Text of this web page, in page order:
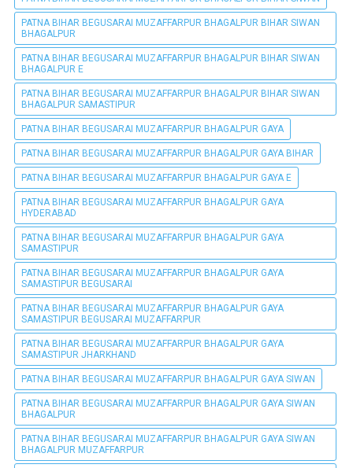
PATNA BIHAR BEGUSARAI MUZAFFARPUR BHAGALPUR BIHAR SIWAN
BHAGALPUR
PATNA BIHAR BEGUSARAI MUZAFFARPUR BHAGALPUR BIHAR SIWAN
BHAGALPUR E
PATNA BIHAR BEGUSARAI MUZAFFARPUR BHAGALPUR BIHAR SIWAN
BHAGALPUR SAMASTIPUR
PATNA BIHAR BEGUSARAI MUZAFFARPUR BHAGALPUR GAYA
PATNA BIHAR BEGUSARAI MUZAFFARPUR BHAGALPUR GAYA BIHAR
PATNA BIHAR BEGUSARAI MUZAFFARPUR BHAGALPUR GAYA E
PATNA BIHAR BEGUSARAI MUZAFFARPUR BHAGALPUR GAYA
HYDERABAD
PATNA BIHAR BEGUSARAI MUZAFFARPUR BHAGALPUR GAYA
SAMASTIPUR
PATNA BIHAR BEGUSARAI MUZAFFARPUR BHAGALPUR GAYA
SAMASTIPUR BEGUSARAI
PATNA BIHAR BEGUSARAI MUZAFFARPUR BHAGALPUR GAYA
SAMASTIPUR BEGUSARAI MUZAFFARPUR
PATNA BIHAR BEGUSARAI MUZAFFARPUR BHAGALPUR GAYA
SAMASTIPUR JHARKHAND
PATNA BIHAR BEGUSARAI MUZAFFARPUR BHAGALPUR GAYA SIWAN
PATNA BIHAR BEGUSARAI MUZAFFARPUR BHAGALPUR GAYA SIWAN
BHAGALPUR
PATNA BIHAR BEGUSARAI MUZAFFARPUR BHAGALPUR GAYA SIWAN
BHAGALPUR MUZAFFARPUR